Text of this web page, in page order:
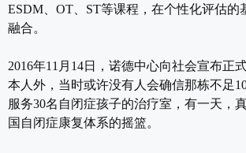
ESDM、OT、ST等课程，在个性化评估的
融合。
2016年11月14日，诺德中心向社会宣布正
本人外，当时或许没有人会确信那栋不足
服务30名自闭症孩子的治疗室，有一天，
国自闭症康复体系的摇篮。